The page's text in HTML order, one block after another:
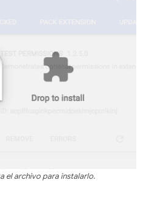
el archivo para instalarlo.